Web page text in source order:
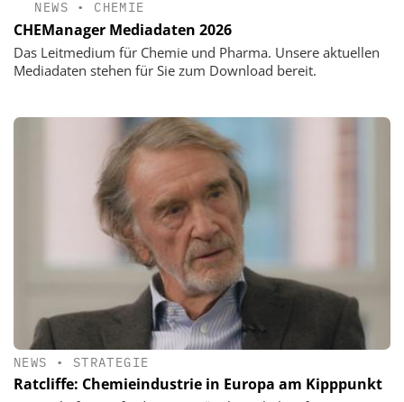
NEWS • CHEMIE
CHEManager Mediadaten 2026
Das Leitmedium für Chemie und Pharma. Unsere aktuellen
Mediadaten stehen für Sie zum Download bereit.
NEWS • STRATEGIE
Ratcliffe: Chemieindustrie in Europa am Kipppunkt